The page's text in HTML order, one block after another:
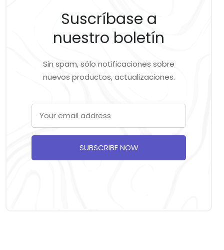
Suscríbase a
nuestro boletín
Sin spam, sólo notificaciones sobre
nuevos productos, actualizaciones.
SUBSCRIBE NOW